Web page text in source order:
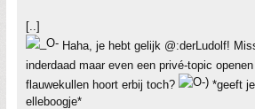
[..]
Haha, je hebt gelijk @:derLudolf!
inderdaad maar even een privé-topic openen
flauwekullen hoort erbij toch?
*geeft
elleboogje*